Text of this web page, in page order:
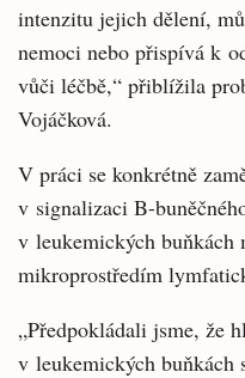
intenzitu jejich dělení,
nemoci nebo přispívá k
vůči léčbě,“ přiblížila
Vojáčková.
V práci se konkrétně
v signalizaci B-
v leukemických buňkách
mikroprostředím
„Předpokládali jsme, že
v leukemických buňkách